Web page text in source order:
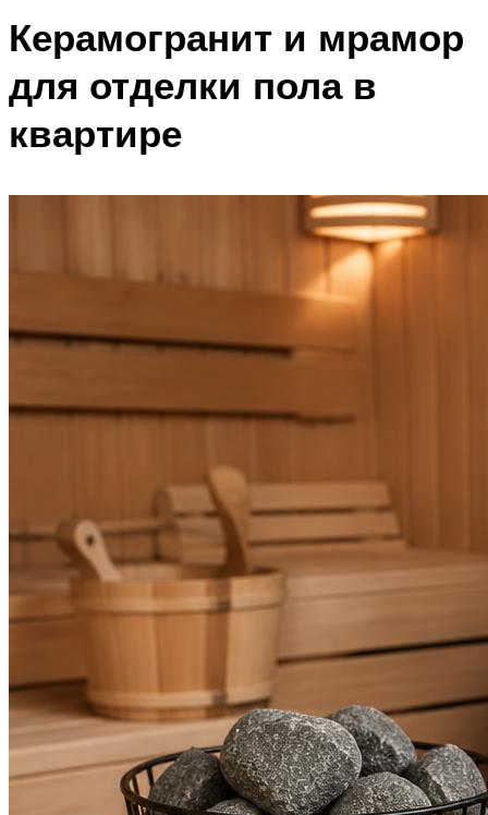
Керамогранит и мрамор
для отделки пола в
квартире